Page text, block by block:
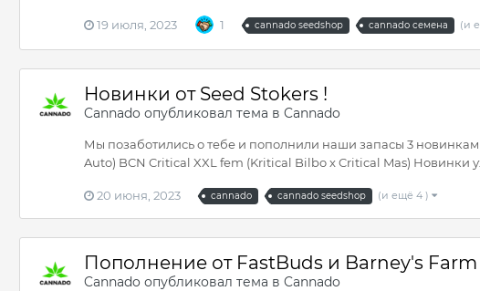
19 июля, 2023 1 cannado seedshop cannado семена (и
Новинки от Seed Stokers !
Cannado опубликовал тема в Cannado
Мы позаботились о тебе и пополнили наши запасы 3
Auto) BCN Critical XXL fem (Kritical Bilbo x Critical Mas) Новинки
20 июня, 2023 cannado cannado seedshop (и ещё 4 )
Пополнение от FastBuds и Barney's Farm
Cannado опубликовал тема в Cannado